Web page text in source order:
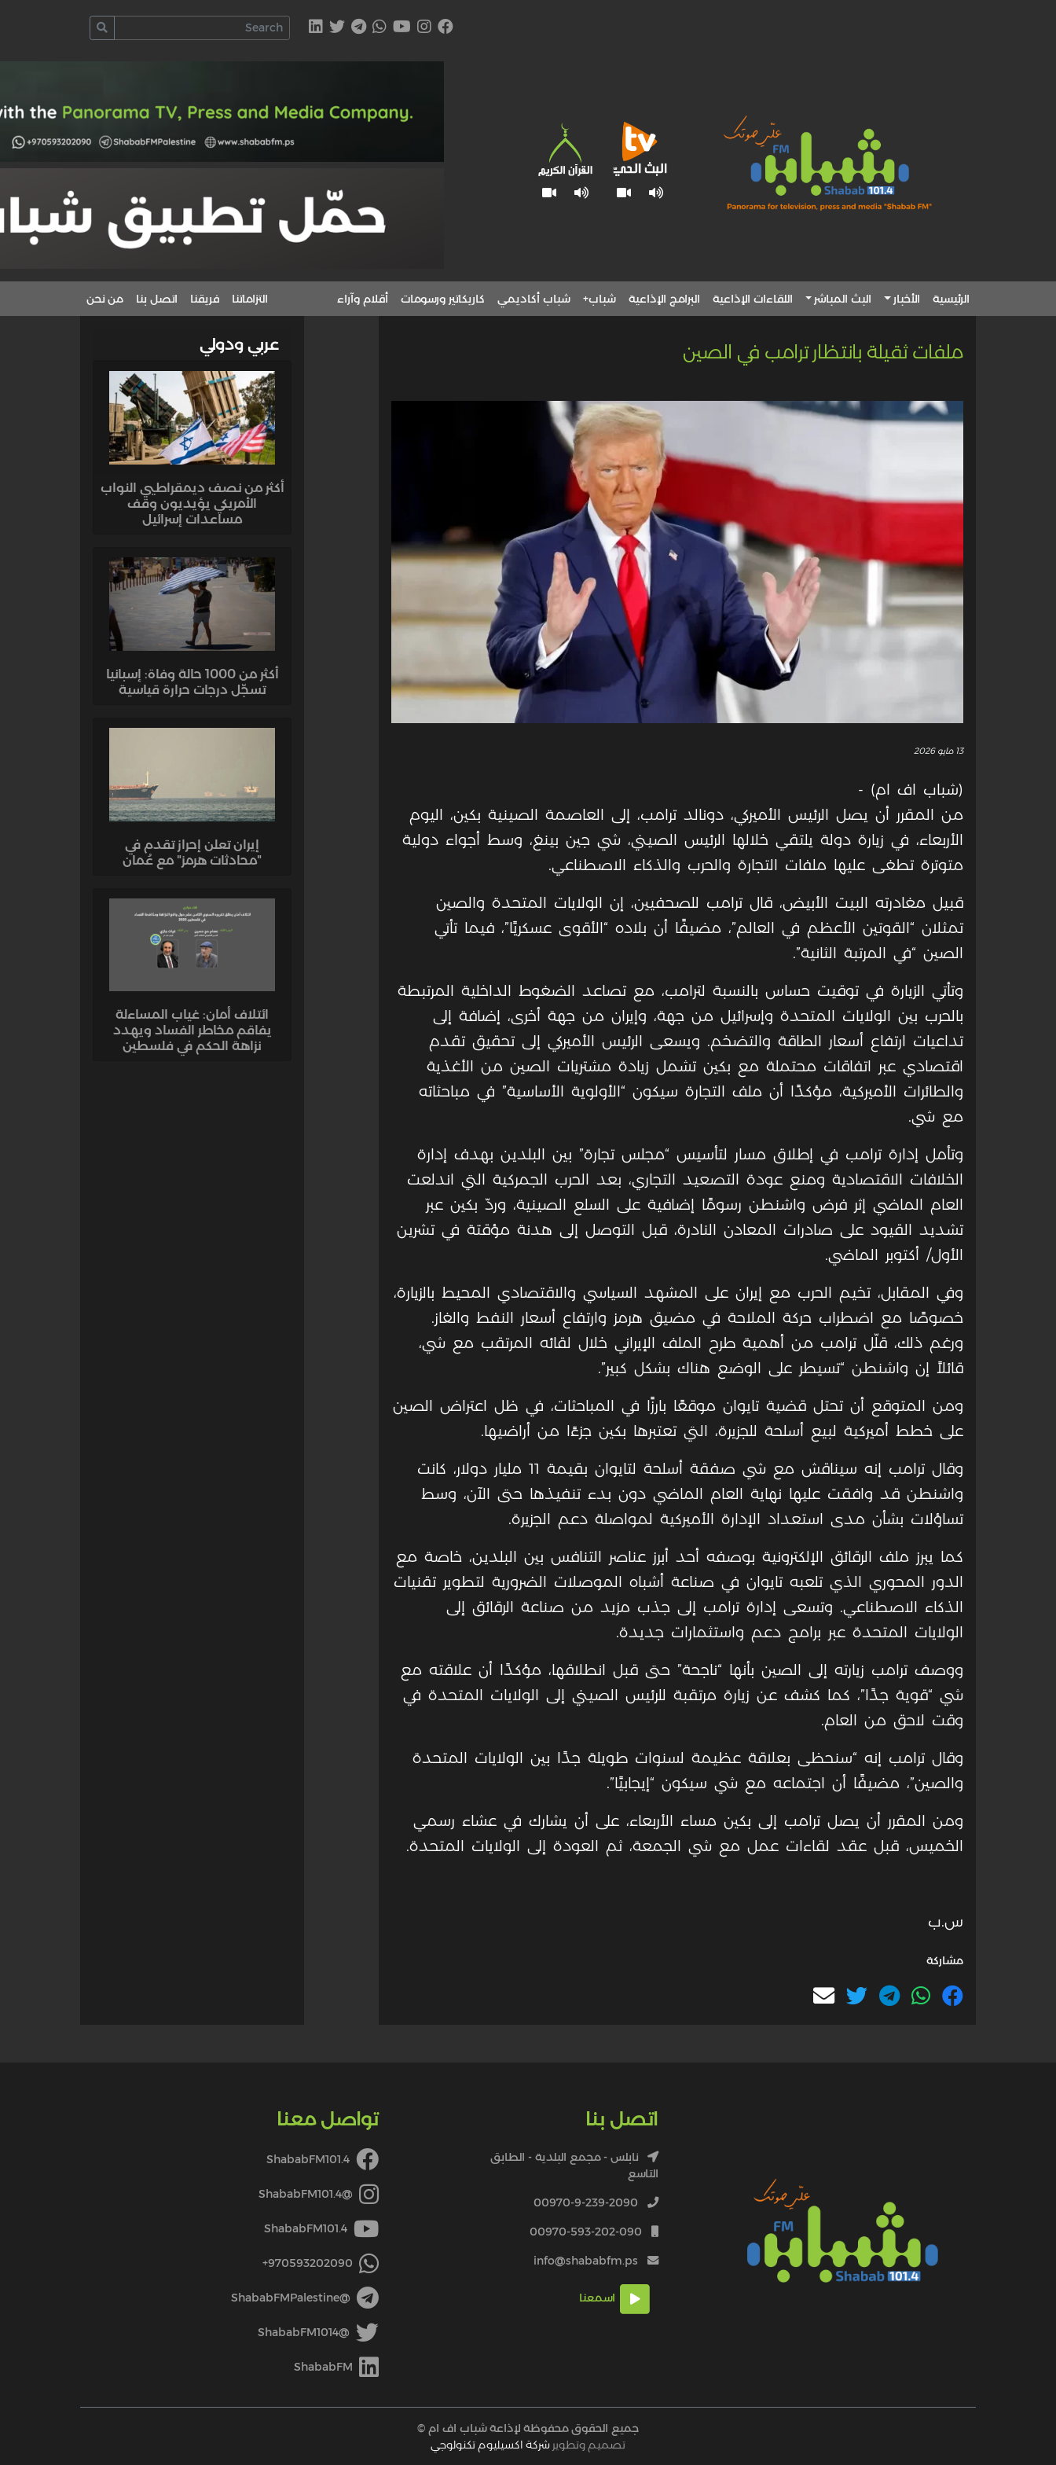
الرئيسية الأخبار البث المباشر اللقاءات الإذاعية البرامج الإذاعية شباب+ شباب أكاديمي كاريكاتير ورسومات أقلام وآراء التزاماتنا فريقنا اتصل بنا من نحن
ملفات ثقيلة بانتظار ترامب في الصين
13 مايو 2026
(شباب اف ام) -
من المقرر أن يصل الرئيس الأميركي، دونالد ترامب، إلى العاصمة الصينية بكين، اليوم
الأربعاء، في زيارة دولة يلتقي خلالها الرئيس الصيني، شي جين بينغ، وسط أجواء دولية
متوترة تطغى عليها ملفات التجارة والحرب والذكاء الاصطناعي.
قبيل مغادرته البيت الأبيض، قال ترامب للصحفيين، إن الولايات المتحدة والصين
تمثلان “القوتين الأعظم في العالم”، مضيفًا أن بلاده “الأقوى عسكريًا”، فيما تأتي
الصين “في المرتبة الثانية”.
وتأتي الزيارة في توقيت حساس بالنسبة لترامب، مع تصاعد الضغوط الداخلية المرتبطة
بالحرب بين الولايات المتحدة وإسرائيل من جهة، وإيران من جهة أخرى، إضافة إلى
تداعيات ارتفاع أسعار الطاقة والتضخم. ويسعى الرئيس الأميركي إلى تحقيق تقدم
اقتصادي عبر اتفاقات محتملة مع بكين تشمل زيادة مشتريات الصين من الأغذية
والطائرات الأميركية، مؤكدًا أن ملف التجارة سيكون “الأولوية الأساسية” في مباحثاته
مع شي.
وتأمل إدارة ترامب في إطلاق مسار لتأسيس “مجلس تجارة” بين البلدين بهدف إدارة
الخلافات الاقتصادية ومنع عودة التصعيد التجاري، بعد الحرب الجمركية التي اندلعت
العام الماضي إثر فرض واشنطن رسومًا إضافية على السلع الصينية، وردّ بكين عبر
تشديد القيود على صادرات المعادن النادرة، قبل التوصل إلى هدنة مؤقتة في تشرين
الأول/ أكتوبر الماضي.
وفي المقابل، تخيم الحرب مع إيران على المشهد السياسي والاقتصادي المحيط بالزيارة،
خصوصًا مع اضطراب حركة الملاحة في مضيق هرمز وارتفاع أسعار النفط والغاز.
ورغم ذلك، قلّل ترامب من أهمية طرح الملف الإيراني خلال لقائه المرتقب مع شي،
قائلاً إن واشنطن “تسيطر على الوضع هناك بشكل كبير”.
ومن المتوقع أن تحتل قضية تايوان موقعًا بارزًا في المباحثات، في ظل اعتراض الصين
على خطط أميركية لبيع أسلحة للجزيرة، التي تعتبرها بكين جزءًا من أراضيها.
وقال ترامب إنه سيناقش مع شي صفقة أسلحة لتايوان بقيمة 11 مليار دولار، كانت
واشنطن قد وافقت عليها نهاية العام الماضي دون بدء تنفيذها حتى الآن، وسط
تساؤلات بشأن مدى استعداد الإدارة الأميركية لمواصلة دعم الجزيرة.
كما يبرز ملف الرقائق الإلكترونية بوصفه أحد أبرز عناصر التنافس بين البلدين، خاصة مع
الدور المحوري الذي تلعبه تايوان في صناعة أشباه الموصلات الضرورية لتطوير تقنيات
الذكاء الاصطناعي. وتسعى إدارة ترامب إلى جذب مزيد من صناعة الرقائق إلى
الولايات المتحدة عبر برامج دعم واستثمارات جديدة.
ووصف ترامب زيارته إلى الصين بأنها “ناجحة” حتى قبل انطلاقها، مؤكدًا أن علاقته مع
شي “قوية جدًا”، كما كشف عن زيارة مرتقبة للرئيس الصيني إلى الولايات المتحدة في
وقت لاحق من العام.
وقال ترامب إنه “سنحظى بعلاقة عظيمة لسنوات طويلة جدًا بين الولايات المتحدة
والصين”، مضيفًا أن اجتماعه مع شي سيكون “إيجابيًا”.
ومن المقرر أن يصل ترامب إلى بكين مساء الأربعاء، على أن يشارك في عشاء رسمي
الخميس، قبل عقد لقاءات عمل مع شي الجمعة، ثم العودة إلى الولايات المتحدة.
س.ب
مشاركة
عربي ودولي
أكثر من نصف ديمقراطيي النواب
الأمريكي يؤيديون وقف
مساعدات إسرائيل
أكثر من 1000 حالة وفاة: إسبانيا
تسجّل درجات حرارة قياسية
إيران تعلن إحراز تقدم في
"محادثات هرمز" مع عُمان
ائتلاف أمان: غياب المساءلة
يفاقم مخاطر الفساد ويهدد
نزاهة الحكم في فلسطين
اتصل بنا
نابلس - مجمع البلدية - الطابق
التاسع
00970-9-239-2090
00970-593-202-090
info@shababfm.ps
اسمعنا
تواصل معنا
ShababFM101.4
@ShababFM101.4
ShababFM101.4
970593202090+
@ShababFMPalestine
@ShababFM1014
ShababFM
جميع الحقوق محفوظة لإذاعة شباب اف ام ©
تصميم وتطوير شركة اكسيليوم تكنولوجي